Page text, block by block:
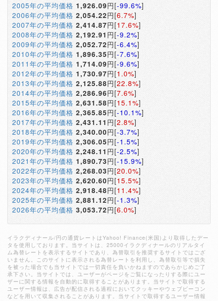
2005年の平均価格 1,926.09円[-99.6%]
2006年の平均価格 2,054.22円[6.7%]
2007年の平均価格 2,414.87円[17.6%]
2008年の平均価格 2,192.91 円[-9.2%]
2009年の平均価格 2,052.72円[-6.4%]
2010年の平均価格 1,896.35円[-7.6%]
2011年の平均価格 1,714.09円[-9.6%]
2012年の平均価格 1,730.97円[1.0%]
2013年の平均価格 2,125.88円[22.8%]
2014年の平均価格 2,286.96円[7.6%]
2015年の平均価格 2,631.58円[15.1%]
2016年の平均価格 2,365.85円[-10.1%]
2017年の平均価格 2,431.11 円[2.8%]
2018年の平均価格 2,340.00円[-3.7%]
2019年の平均価格 2,306.05円[-1.5%]
2020年の平均価格 2,248.11 円[-2.5%]
2021年の平均価格 1,890.73円[-15.9%]
2022年の平均価格 2,268.03円[20.0%]
2023年の平均価格 2,620.60円[15.5%]
2024年の平均価格 2,918.48円[11.4%]
2025年の平均価格 2,881.12円[-1.3%]
2026年の平均価格 3,053.72円[6.0%]
イラクディナール/円の通貨レートはYahoo! Finance(米国)より取得したデー
タを使用しております。当サイトは、25000イラクディナールのリアルタイ
ム為替レートを表示するサイトであり、為替取引を推奨するサイトではござ
いません。このサイトに表示される為替レートを利用し、為替取引等で損失
を被った場合でも当サイトでは一切責任を負いかねますのであらかじめご了
承下さい。当サイトでは、ユーザーがページをご覧になったりする際にユー
ザーに関する情報を自動的に取得することがあります。当サイトで取得する
ユーザー情報は、広告が配信される過程においてクッキーやウェブビーコン
などを用いて収集されることがあります。当サイトで取得するユーザー情報